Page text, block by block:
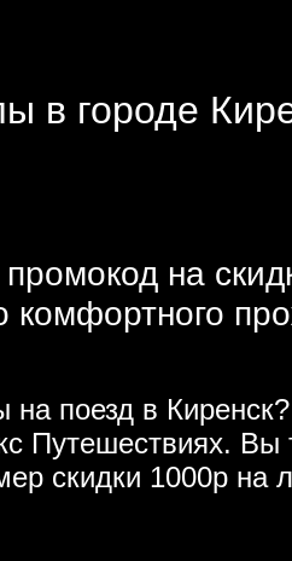
в городе
на
комфортного
поезд в
Путешествиях. Вы
скидки 1000р на